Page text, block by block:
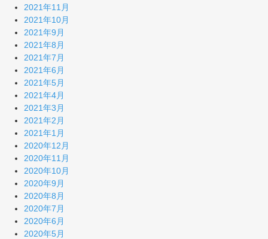
2021年11月
2021年10月
2021年9月
2021年8月
2021年7月
2021年6月
2021年5月
2021年4月
2021年3月
2021年2月
2021年1月
2020年12月
2020年11月
2020年10月
2020年9月
2020年8月
2020年7月
2020年6月
2020年5月